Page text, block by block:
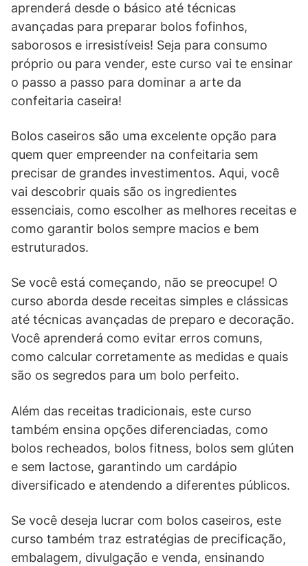
aprenderá desde o básico até técnicas
avançadas para preparar bolos fofinhos,
saborosos e irresistíveis! Seja para consumo
próprio ou para vender, este curso vai te ensinar
o passo a passo para dominar a arte da
confeitaria caseira!
Bolos caseiros são uma excelente opção para
quem quer empreender na confeitaria sem
precisar de grandes investimentos. Aqui, você
vai descobrir quais são os ingredientes
essenciais, como escolher as melhores receitas e
como garantir bolos sempre macios e bem
estruturados.
Se você está começando, não se preocupe! O
curso aborda desde receitas simples e clássicas
até técnicas avançadas de preparo e decoração.
Você aprenderá como evitar erros comuns,
como calcular corretamente as medidas e quais
são os segredos para um bolo perfeito.
Além das receitas tradicionais, este curso
também ensina opções diferenciadas, como
bolos recheados, bolos fitness, bolos sem glúten
e sem lactose, garantindo um cardápio
diversificado e atendendo a diferentes públicos.
Se você deseja lucrar com bolos caseiros, este
curso também traz estratégias de precificação,
embalagem, divulgação e venda, ensinando